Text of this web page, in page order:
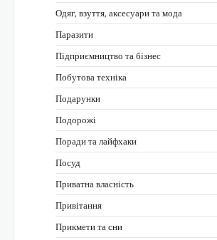
Одяг, взуття, аксесуари та мода
Паразити
Підприємництво та бізнес
Побутова техніка
Подарунки
Подорожі
Поради та лайфхаки
Посуд
Приватна власність
Привітання
Прикмети та сни